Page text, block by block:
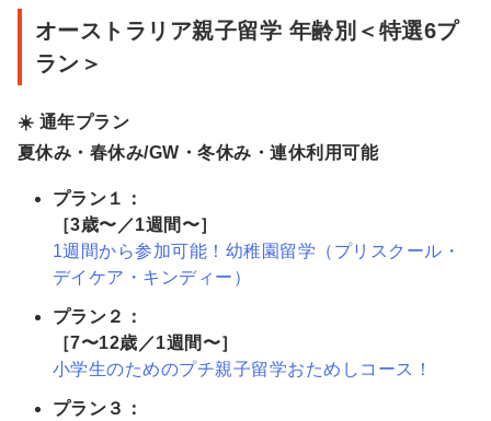
オーストラリア親子留学 年齢別＜特選6プ
ラン＞
☀️ 通年プラン
夏休み・春休み/GW・冬休み・連休利用可能
プラン１：
［3歳〜／1週間〜］
1週間から参加可能！幼稚園留学（プリスクール・
デイケア・キンディー）
プラン２：
［7〜12歳／1週間〜］
小学生のためのプチ親子留学おためしコース！
プラン３：